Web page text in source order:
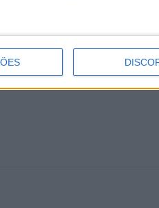
e Desenvolvimento de Vila Velha